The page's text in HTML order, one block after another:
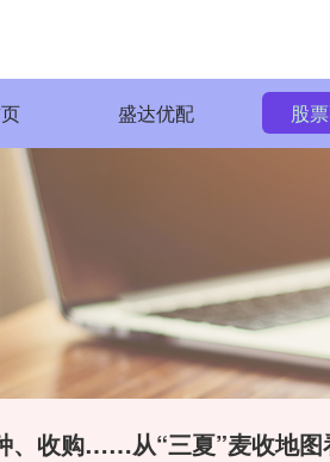
盛达优配 股
、收购……从“三夏”麦收地图